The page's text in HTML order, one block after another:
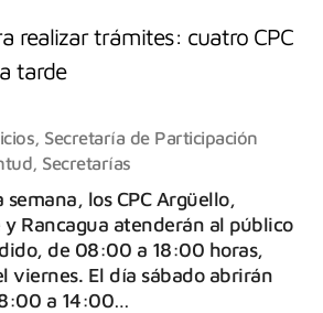
realizar trámites: cuatro CPC
tarde
, Secretaría de Participación
, Secretarías
los CPC Argüello,
Rancagua atenderán al público
de 08:00 a 18:00 horas,
viernes. El día sábado abrirán
a 14:00…